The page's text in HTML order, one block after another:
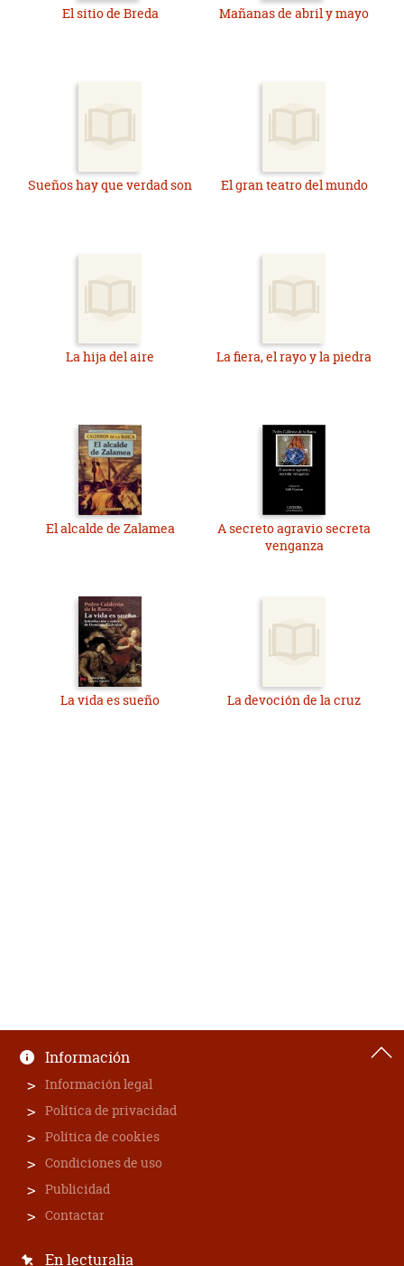
El sitio de Breda Mañanas de abril y mayo
Sueños hay que verdad son El gran teatro del mundo
La hija del aire La fiera, el rayo y la piedra
El alcalde de Zalamea
A secreto agravio secreta
venganza
La vida es sueño La devoción de la cruz
Información
Información legal
Política de privacidad
Política de cookies
Condiciones de uso
Publicidad
Contactar
En lecturalia